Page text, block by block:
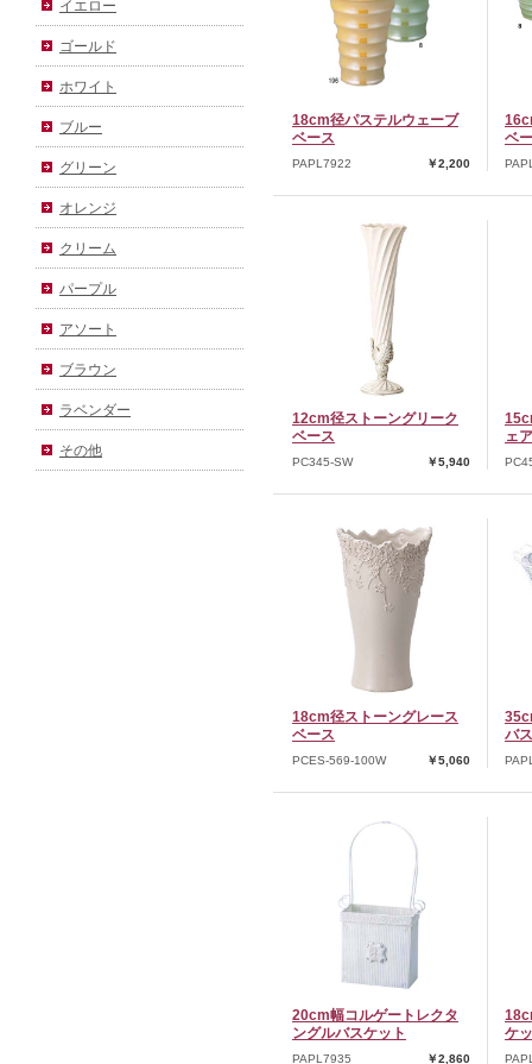
イエロー
ゴールド
ホワイト
ブルー
グリーン
オレンジ
クリーム
パープル
アソート
ブラウン
ラベンダー
その他
18cm径パステルウェーブ
ベース
PAPL7922 ￥2,200
ベ
12cm径ストーングリーク
ベース
PC345-SW ￥5,940
ェ
18cm径ストーングレース
ベース
PCES-569-100W ￥5,060
バ
20cm幅コルゲートレクタ
ングルバスケット
PAPL7935 ￥2,860
ケ